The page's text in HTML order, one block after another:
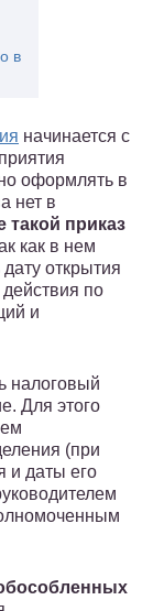
в
начинается с
оформлять в
нет в
такой приказ
как в нем
открытия
по
и
налоговый
Для этого
(при
и даты его